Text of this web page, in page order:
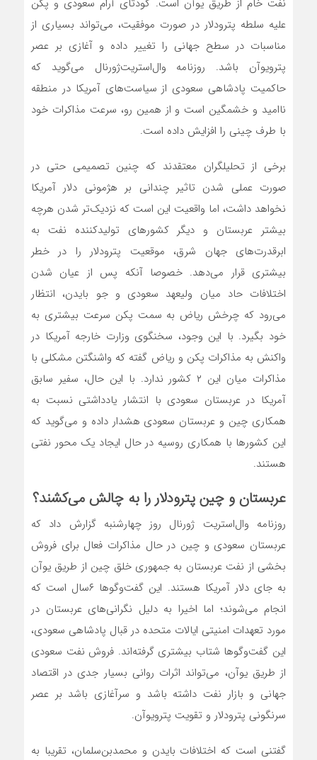
علیه سلطه پترودلار در صورت موفقیت، می‌تواند بسیاری از
مناسبات در سطح جهانی را تغییر داده و آغازی بر عصر
پترویوآن باشد. روزنامه وال‌استریت‌ژورنال می‌‌‌گوید که
حاکمیت پادشاهی سعودی از سیاست‌های آمریکا در منطقه
ناامید و خشمگین است و از همین رو، سرعت مذاکرات خود
با طرف چینی را افزایش داده است.
برخی از تحلیلگران معتقدند که چنین تصمیمی حتی در
صورت عملی شدن تاثیر چندانی بر هژمونی دلار آمریکا
نخواهد داشت، اما واقعیت این است که نزدیک‌‌‌تر شدن هرچه
بیشتر عربستان و دیگر کشورهای تولیدکننده نفت به
ابرقدرت‌‌‌های جهان شرق، موقعیت پترودلار را در خطر
بیشتری قرار می‌دهد. خصوصا آنکه پس از عیان شدن
اختلافات حاد میان ولیعهد سعودی و جو بایدن، انتظار
می‌رود که چرخش ریاض به سمت پکن سرعت بیشتری به
خود بگیرد. با این وجود، سخنگوی وزارت خارجه آمریکا در
واکنش به مذاکرات پکن و ریاض گفته که واشنگتن مشکلی با
مذاکرات میان این ۲ کشور ندارد. با این حال، سفیر سابق
آمریکا در عربستان سعودی با انتشار یادداشتی نسبت به
همکاری چین و عربستان سعودی هشدار داده و می‌‌‌گوید که
این کشورها با همکاری روسیه در حال ایجاد یک محور نفتی
هستند.
عربستان و چین پترودلار را به چالش می‌‌‌کشند؟
روزنامه وال‌استریت ژورنال روز چهارشنبه گزارش داد که
عربستان سعودی و چین در حال مذاکرات فعال برای فروش
بخشی از نفت عربستان به جمهوری خلق چین از طریق یوآن
به جای دلار آمریکا هستند. این گفت‌‌‌وگوها ۶سال است که
انجام می‌‌‌شوند؛ اما اخیرا به دلیل نگرانی‌های عربستان در
مورد تعهدات امنیتی ایالات متحده در قبال پادشاهی سعودی،
این گفت‌‌‌وگوها شتاب بیشتری گرفته‌‌‌اند. فروش نفت سعودی
از طریق یوآن، می‌تواند اثرات روانی بسیار جدی در اقتصاد
جهانی و بازار نفت داشته باشد و سرآغازی باشد بر عصر
سرنگونی پترودلار و تقویت پترویوآن.
گفتنی است که اختلافات بایدن و محمدبن‌سلمان، تقریبا به